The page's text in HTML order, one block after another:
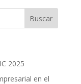
2025
en el